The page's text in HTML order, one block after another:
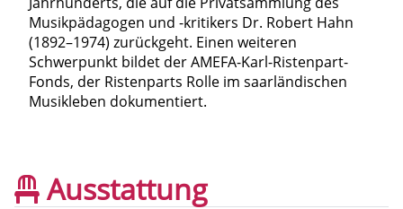
Musikpädagogen und -kritikers Dr. Robert Hahn
(1892–1974) zurückgeht. Einen weiteren
Schwerpunkt bildet der AMEFA-Karl-Ristenpart-
Fonds, der Ristenparts Rolle im saarländischen
Musikleben dokumentiert.
Ausstattung